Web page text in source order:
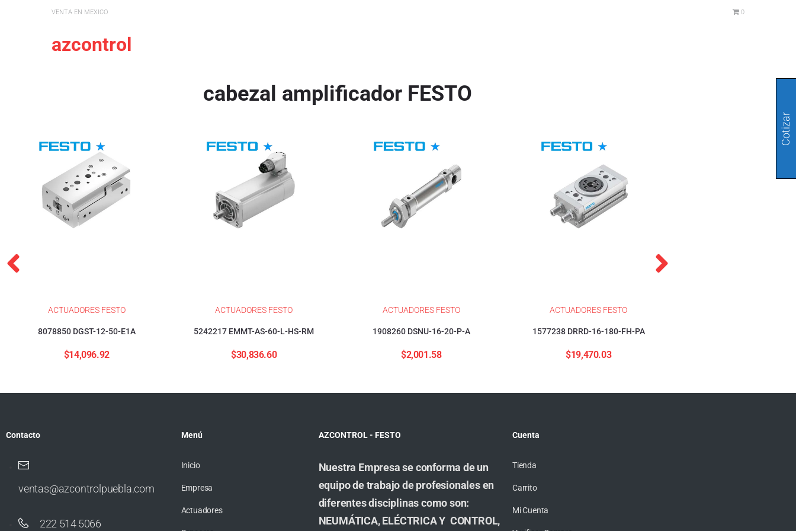
VENTA EN MEXICO 0
azcontrol
cabezal amplificador FESTO
ACTUADORES FESTO
8078850 DGST-12-50-E1A
$14,096.92
ACTUADORES FESTO
5242217 EMMT-AS-60-L-HS-RM
$30,836.60
ACTUADORES FESTO
1908260 DSNU-16-20-P-A
$2,001.58
ACTUADORES FESTO
1577238 DRRD-16-180-FH-PA
$19,470.03
Contacto
ventas@azcontrolpuebla.com
222 514 5066
Menú
Inicio
Empresa
Actuadores
AZCONTROL - FESTO
Nuestra Empresa se conforma de un
equipo de trabajo de profesionales en
diferentes disciplinas como son:
NEUMÁTICA, ELÉCTRICA Y CONTROL,
Cuenta
Tienda
Carrito
Mi Cuenta
Cotizar